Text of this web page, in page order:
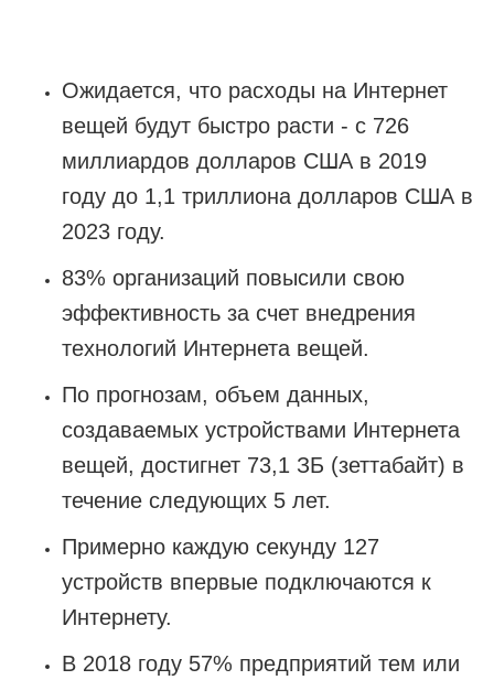
Ожидается, что расходы на Интернет
вещей будут быстро расти - с 726
миллиардов долларов США в 2019
году до 1,1 триллиона долларов США в
2023 году.
83% организаций повысили свою
эффективность за счет внедрения
технологий Интернета вещей.
По прогнозам, объем данных,
создаваемых устройствами Интернета
вещей, достигнет 73,1 ЗБ (зеттабайт) в
течение следующих 5 лет.
Примерно каждую секунду 127
устройств впервые подключаются к
Интернету.
В 2018 году 57% предприятий тем или